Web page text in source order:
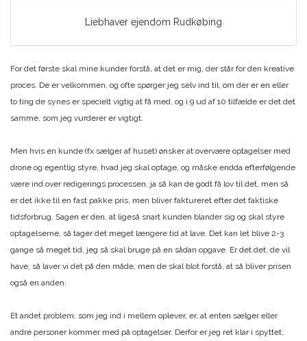
Liebhaver ejendom Rudkøbing
For det første skal mine kunder forstå, at det er mig, der står for den kreative
proces. De er velkommen, og ofte spørger jeg selv ind til, om der er en eller
to ting de synes er specielt vigtig at få med, og i 9 ud af 10 tilfælde er det det
samme, som jeg vurderer er vigtigt.
Men hvis en kunde (fx sælger af huset) ønsker at overvære optagelser med
drone og egentlig styre, hvad jeg skal optage, og måske endda efterfølgende
være ind over redigerings processen, ja så kan de godt få lov til det, men så
er det ikke til en fast pakke pris, men bliver faktureret efter det faktiske
tidsforbrug. Sagen er den, at ligeså snart kunden blander sig og skal styre
optagelserne, så tager det meget længere tid at lave. Det kan let blive 2-3
gange så meget tid, jeg så skal bruge på en sådan opgave. Er det det, de vil
have, så laver vi det på den måde, men de skal blot forstå, at så bliver prisen
også en anden.
Et andet problem, som jeg ind i mellem oplever, er, at enten sælger eller
andre personer kommer med på optagelser. Derfor er jeg ret klar i spyttet,